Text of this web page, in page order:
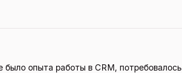
было опыта работы в CRM, потребовалось